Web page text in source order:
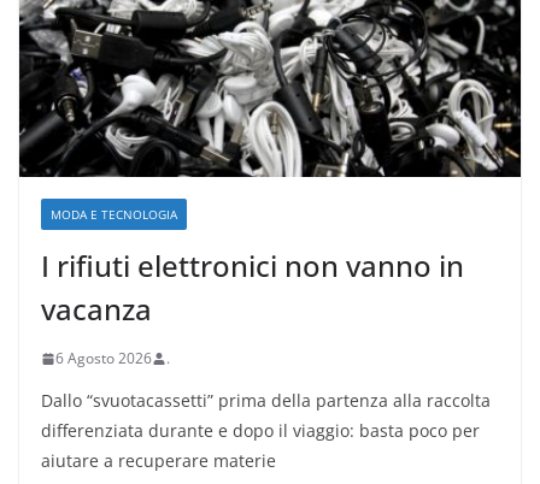
MODA E TECNOLOGIA
I rifiuti elettronici non vanno in
vacanza
6 Agosto 2026 .
Dallo “svuotacassetti” prima della partenza alla raccolta
differenziata durante e dopo il viaggio: basta poco per
aiutare a recuperare materie